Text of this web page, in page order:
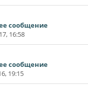
сообщение
16:58
сообщение
19:15